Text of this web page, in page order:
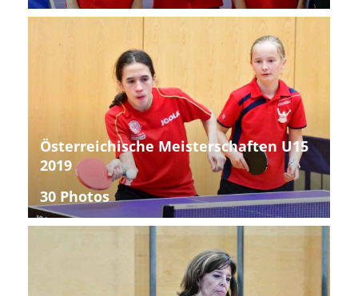
Österreichische Meisterschaften U15
2019
30 Photos